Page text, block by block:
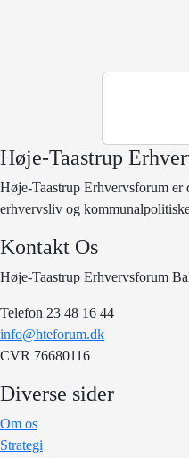
Høje-Taastrup
Høje-Taastrup Erhvervsforum
erhvervsliv og
Kontakt Os
Høje-Taastrup Erhvervsforum
Telefon 23 48 16 44
info@hteforum.dk
CVR 76680116
Diverse sider
Om os
Strategi